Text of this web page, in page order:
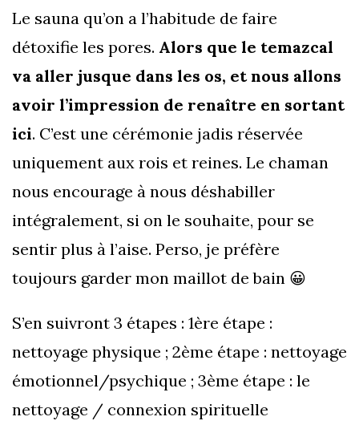
Le sauna qu’on a l’habitude de faire
détoxifie les pores. Alors que le temazcal
va aller jusque dans les os, et nous allons
avoir l’impression de renaître en sortant
ici. C’est une cérémonie jadis réservée
uniquement aux rois et reines. Le chaman
nous encourage à nous déshabiller
intégralement, si on le souhaite, pour se
sentir plus à l’aise. Perso, je préfère
toujours garder mon maillot de bain 😀
S’en suivront 3 étapes : 1ère étape :
nettoyage physique ; 2ème étape : nettoyage
émotionnel/psychique ; 3ème étape : le
nettoyage / connexion spirituelle